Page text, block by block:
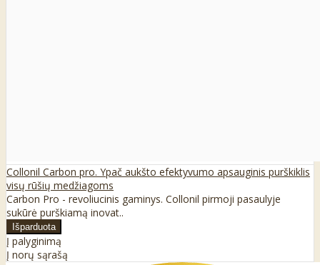
Collonil Carbon pro. Ypač aukšto efektyvumo apsauginis purškiklis
visų rūšių medžiagoms
Carbon Pro - revoliucinis gaminys. Collonil pirmoji pasaulyje
sukūrė purškiamą inovat..
Į palyginimą
Į norų sąrašą